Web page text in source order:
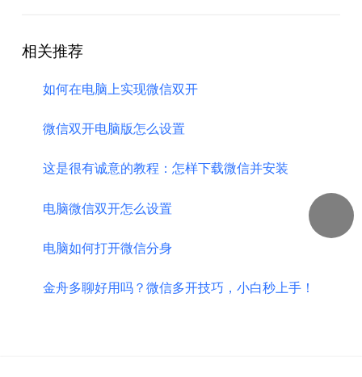
相关推荐
如何在电脑上实现微信双开
微信双开电脑版怎么设置
这是很有诚意的教程：怎样下载微信并安装
电脑微信双开怎么设置
电脑如何打开微信分身
金舟多聊好用吗？微信多开技巧，小白秒上手！